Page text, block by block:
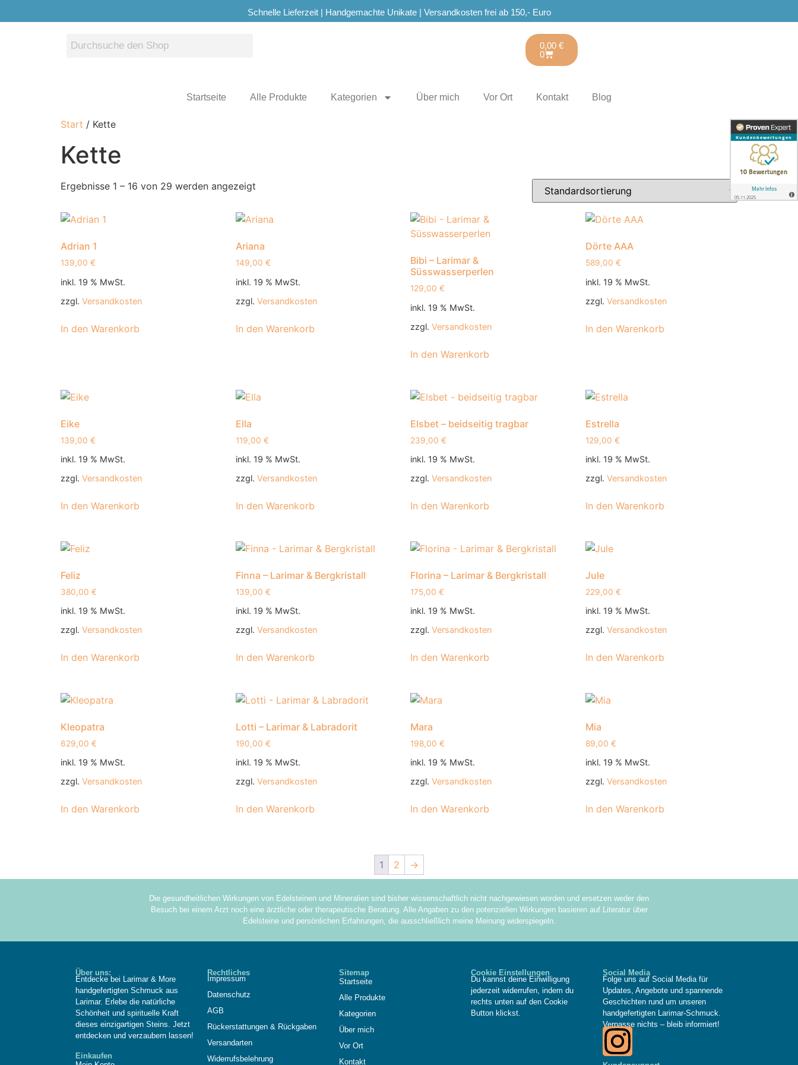
Schnelle Lieferzeit | Handgemachte Unikate | Versandkosten frei ab 150,- Euro
0,00€
0
Startseite Alle Produkte Kategorien Über mich Vor Ort Kontakt Blog
Start / Kette
Kette
Ergebnisse 1 – 16 von 29 werden angezeigt
Adrian 1
139,00 €
inkl. 19 % MwSt.
zzgl. Versandkosten
In den Warenkorb
Ariana
149,00 €
inkl. 19 % MwSt.
zzgl. Versandkosten
In den Warenkorb
Bibi – Larimar &
Süsswasserperlen
129,00€
inkl. 19 % MwSt.
zzgl.Versandkosten
In den Warenkorb
Dörte AAA
589,00€
inkl. 19 % MwSt.
zzgl.Versandkosten
In den Warenkorb
Eike
139,00 €
inkl. 19 % MwSt.
zzgl. Versandkosten
In den Warenkorb
Ella
119,00 €
inkl. 19 % MwSt.
zzgl. Versandkosten
In den Warenkorb
Elsbet – beidseitig tragbar
239,00€
inkl. 19 % MwSt.
zzgl.Versandkosten
In den Warenkorb
Estrella
129,00€
inkl. 19 % MwSt.
zzgl.Versandkosten
In den Warenkorb
Feliz
380,00 €
inkl. 19 % MwSt.
zzgl. Versandkosten
In den Warenkorb
Finna – Larimar & Bergkristall
139,00 €
inkl. 19 % MwSt.
zzgl. Versandkosten
In den Warenkorb
Florina – Larimar & Bergkristall
175,00€
inkl. 19 % MwSt.
zzgl.Versandkosten
In den Warenkorb
Jule
229,00€
inkl. 19 % MwSt.
zzgl.Versandkosten
In den Warenkorb
Kleopatra
629,00 €
inkl. 19 % MwSt.
zzgl. Versandkosten
In den Warenkorb
Lotti – Larimar & Labradorit
190,00 €
inkl. 19 % MwSt.
zzgl. Versandkosten
In den Warenkorb
Mara
198,00€
inkl. 19 % MwSt.
zzgl.Versandkosten
In den Warenkorb
Mia
89,00€
inkl. 19 % MwSt.
zzgl.Versandkosten
In den Warenkorb
1 2 →
Die gesundheitlichen Wirkungen von Edelsteinen und Mineralien sind bisher wissenschaftlich nicht nachgewiesen worden und ersetzen weder den
Besuch bei einem Arzt noch eine ärztliche oder therapeutische Beratung. Alle Angaben zu den potenziellen Wirkungen basieren auf Literatur über
Edelsteine und persönlichen Erfahrungen, die ausschließlich meine Meinung widerspiegeln.
Über uns:
Entdecke bei Larimar & More
handgefertigten Schmuck aus
Larimar. Erlebe die natürliche
Schönheit und spirituelle Kraft
dieses einzigartigen Steins. Jetzt
entdecken und verzaubern lassen!
Einkaufen
Rechtliches
Impressum
Datenschutz
AGB
Rückerstattungen & Rückgaben
Versandarten
Widerrufsbelehrung
Sitemap
Startseite
Alle Produkte
Kategorien
Über mich
Vor Ort
Kontakt
Cookie Einstellungen
Du kannst deine Einwilligung
jederzeit widerrufen, indem du
rechts unten auf den Cookie
Button klickst.
Social Media
Folge uns auf Social Media für
Updates, Angebote und spannende
Geschichten rund um unseren
handgefertigten Larimar-Schmuck.
Verpasse nichts – bleib informiert!